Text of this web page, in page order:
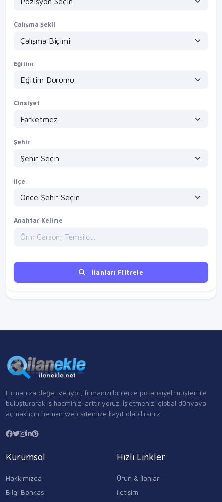
Detayları Gör
Çalışma Şekli
Eğitim
Cinsiyet
Şehir
İlçe
Anahtar Kelime
İlanları Filtrele
Firmanıza değer veriyor, firmanızı binlerce potansiyel müşteri ile
buluşturarak iş hacminizi arttırıyoruz. İşletmenizi global dünyaya
açmak için hemen web sitemize kayıt olabilirsiniz.
Kurumsal
Hakkımızda
Bilgi Bankası
Hızlı Linkler
Ürün & İlanlar
iletişim